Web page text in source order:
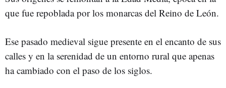
que fue repoblada por los monarcas del Reino de León.
Ese pasado medieval sigue presente en el encanto de sus
calles y en la serenidad de un entorno rural que apenas
ha cambiado con el paso de los siglos.